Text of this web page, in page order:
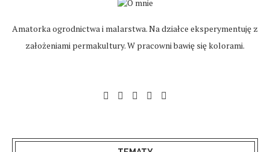
Amatorka ogrodnictwa i malarstwa. Na działce eksperymentuję z
założeniami permakultury. W pracowni bawię się kolorami.